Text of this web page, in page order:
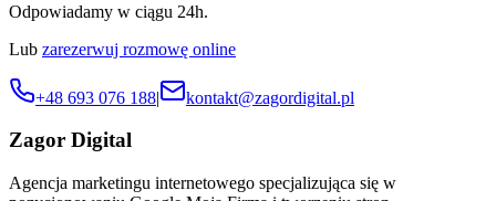
Odpowiadamy w ciągu 24h.
Lub zarezerwuj rozmowę online
+48 693 076 188| kontakt@zagordigital.pl
Zagor Digital
Agencja marketingu internetowego specjalizująca się w